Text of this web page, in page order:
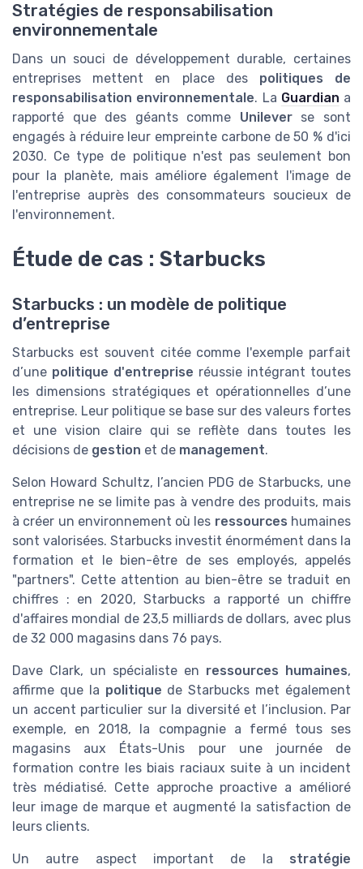
Stratégies de responsabilisation
environnementale
Dans un souci de développement durable, certaines
entreprises mettent en place des politiques de
responsabilisation environnementale. La Guardian a
rapporté que des géants comme Unileverse sont
engagés à réduire leur empreinte carbone de 50 % d'ici
2030. Ce type de politique n'est pas seulement bon
pour la planète, mais améliore également l'image de
l'entreprise auprès des consommateurs soucieux de
l'environnement.
Étude de cas : Starbucks
Starbucks : un modèle de politique
d’entreprise
Starbucks est souvent citée comme l'exemple parfait
d’une politique d'entreprise réussie intégrant toutes
les dimensions stratégiques et opérationnelles d’une
entreprise. Leur politique se base sur des valeurs fortes
et une vision claire qui se reflète dans toutes les
décisions de gestion et de management.
Selon Howard Schultz, l’ancien PDG de Starbucks, une
entreprise ne se limite pas à vendre des produits, mais
à créer un environnement où les ressources humaines
sont valorisées. Starbucks investit énormément dans la
formation et le bien-être de ses employés, appelés
"partners". Cette attention au bien-être se traduit en
chiffres : en 2020, Starbucks a rapporté un chiffre
d'affaires mondial de 23,5 milliards de dollars, avec plus
de 32 000 magasins dans 76 pays.
Dave Clark, un spécialiste en ressources humaines,
affirme que la politique de Starbucks met également
un accent particulier sur la diversité et l’inclusion. Par
exemple, en 2018, la compagnie a fermé tous ses
magasins aux États-Unis pour une journée de
formation contre les biais raciaux suite à un incident
très médiatisé. Cette approche proactive a amélioré
leur image de marque et augmenté la satisfaction de
leurs clients.
Un autre aspect important de la stratégie